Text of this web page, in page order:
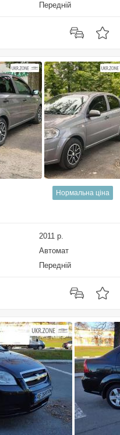
Передній
Нормальна ціна
2011 р.
Автомат
Передній